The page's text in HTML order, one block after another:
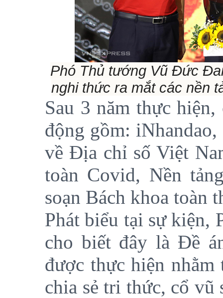
Phó Thủ tướng Vũ Đức
nghi thức ra mắt các nền
Sau 3 năm thực
động gồm:
về Địa chỉ số Việt
toàn Covid, Nền
soạn Bách khoa toàn
Phát biểu tại sự
cho biết đây là Đề
được thực hiện
chia sẻ tri thức, cổ vũ